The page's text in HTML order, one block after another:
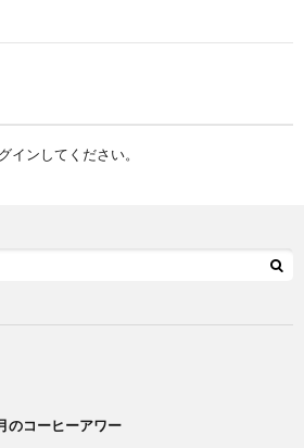
インしてください。
のコーヒーアワー